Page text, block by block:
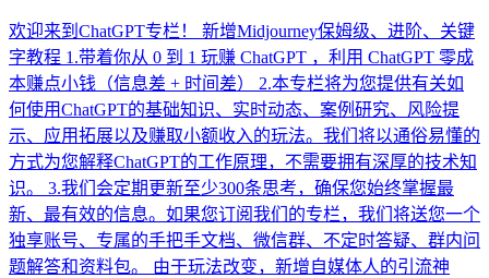
欢迎来到ChatGPT专栏！ 新增Midjourney保姆级、进阶、关键
字教程 1.带着你从 0 到 1 玩赚 ChatGPT ，利用 ChatGPT 零成
本赚点小钱（信息差 + 时间差） 2.本专栏将为您提供有关如
何使用ChatGPT的基础知识、实时动态、案例研究、风险提
示、应用拓展以及赚取小额收入的玩法。我们将以通俗易懂的
方式为您解释ChatGPT的工作原理，不需要拥有深厚的技术知
识。 3.我们会定期更新至少300条思考，确保您始终掌握最
新、最有效的信息。如果您订阅我们的专栏，我们将送您一个
独享账号、专属的手把手文档、微信群、不定时答疑、群内问
题解答和资料包。 由于玩法改变，新增自媒体人的引流神